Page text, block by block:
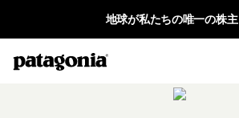
地球が私たちの唯一の株主